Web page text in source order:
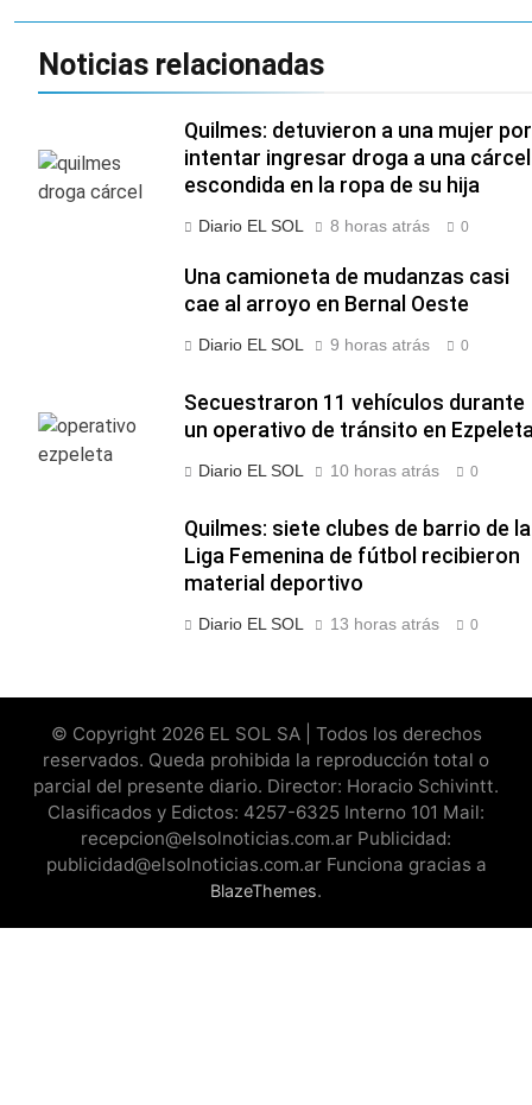
Noticias relacionadas
Quilmes: detuvieron a una mujer por
intentar ingresar droga a una cárcel
escondida en la ropa de su hija
Diario EL SOL 8 horas atrás 0
Una camioneta de mudanzas casi
cae al arroyo en Bernal Oeste
Diario EL SOL 9 horas atrás 0
Secuestraron 11 vehículos durante
un operativo de tránsito en
Diario EL SOL 10 horas atrás 0
Quilmes: siete clubes de barrio de la
Liga Femenina de fútbol recibieron
material deportivo
Diario EL SOL 13 horas atrás 0
© Copyright 2026 EL SOL SA | Todos los derechos
reservados. Queda prohibida la reproducción total o
parcial del presente diario. Director: Horacio Schivintt.
Clasificados y Edictos: 4257-6325 Interno 101 Mail:
recepcion@elsolnoticias.com.ar Publicidad:
publicidad@elsolnoticias.com.ar Funciona gracias a
BlazeThemes.